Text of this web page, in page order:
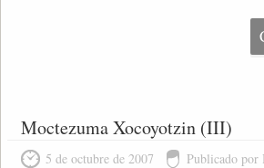
Moctezuma Xocoyotzin (III)
5 de octubre de 2007 Publicado por